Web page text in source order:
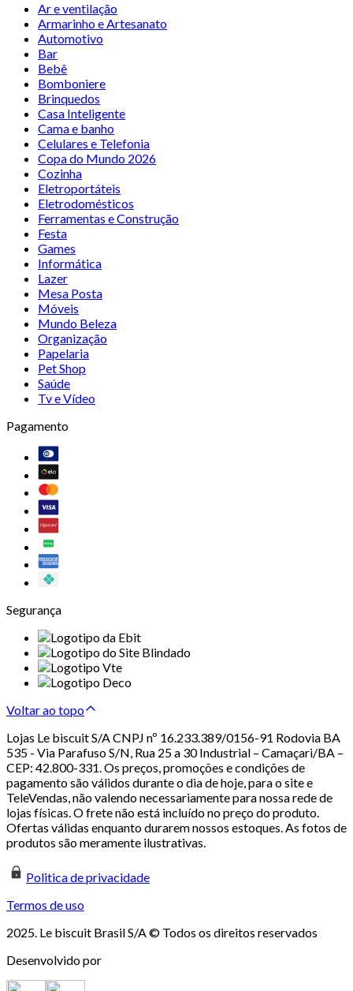
Ar e ventilação
Armarinho e Artesanato
Automotivo
Bar
Bebê
Bomboniere
Brinquedos
Casa Inteligente
Cama e banho
Celulares e Telefonia
Copa do Mundo 2026
Cozinha
Eletroportáteis
Eletrodomésticos
Ferramentas e Construção
Festa
Games
Informática
Lazer
Mesa Posta
Móveis
Mundo Beleza
Organização
Papelaria
Pet Shop
Saúde
Tv e Vídeo
Pagamento
Segurança
Voltar ao topo
Lojas Le biscuit S/A CNPJ nº 16.233.389/0156-91 Rodovia BA
535 - Via Parafuso S/N, Rua 25 a 30 Industrial – Camaçari/BA –
CEP: 42.800-331. Os preços, promoções e condições de
pagamento são válidos durante o dia de hoje, para o site e
TeleVendas, não valendo necessariamente para nossa rede de
lojas físicas. O frete não está incluído no preço do produto.
Ofertas válidas enquanto durarem nossos estoques. As fotos de
produtos são meramente ilustrativas.
Politica de privacidade
Termos de uso
2025. Le biscuit Brasil S/A © Todos os direitos reservados
Desenvolvido por